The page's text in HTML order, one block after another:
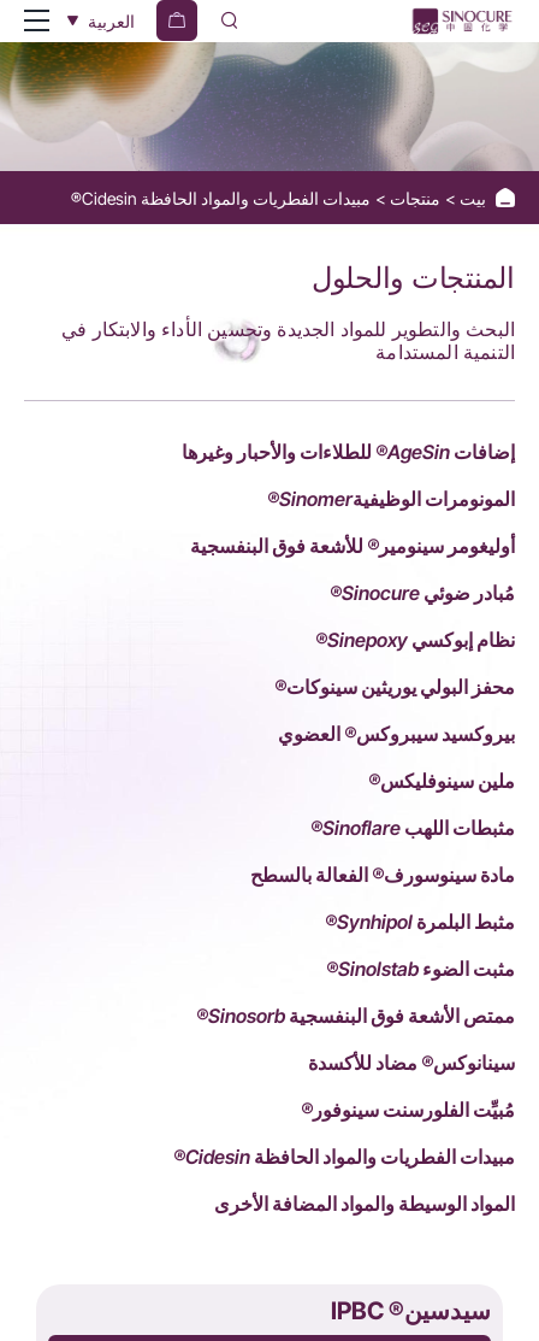
Cidesin®
Fungicides/Preservatives
العربية
بيت منتجات مبيدات الفطريات والمواد الحافظة Cidesin®
المنتجات والحلول
البحث والتطوير للمواد الجديدة وتحسين الأداء والابتكار في
التنمية المستدامة
إضافات AgeSin® للطلاءات والأحبار وغيرها
المونومرات الوظيفيةSinomer®
أوليغومر سينومير® للأشعة فوق البنفسجية
مُبادر ضوئي Sinocure®
نظام إبوكسي Sinepoxy®
محفز البولي يوريثين سينوكات®
بيروكسيد سيبروكس® العضوي
ملين سينوفليكس®
مثبطات اللهب Sinoflare®
مادة سينوسورف® الفعالة بالسطح
مثبط البلمرة Synhipol®
مثبت الضوء Sinolstab®
ممتص الأشعة فوق البنفسجية Sinosorb®
سينانوكس® مضاد للأكسدة
مُبيِّت الفلورسنت سينوفور®
مبيدات الفطريات والمواد الحافظة Cidesin®
المواد الوسيطة والمواد المضافة الأخرى
سيدسين® IPBC